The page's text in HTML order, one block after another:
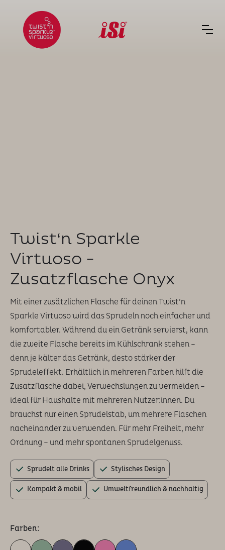
Twist‘n Sparkle
Virtuoso -
Zusatzflasche Onyx
Mit einer zusätzlichen Flasche für deinen Twist’n
Sparkle Virtuoso wird das Sprudeln noch einfacher und
komfortabler. Während du ein Getränk servierst, kann
die zweite Flasche bereits im Kühlschrank stehen –
denn je kälter das Getränk, desto stärker der
Sprudeleffekt. Erhältlich in mehreren Farben hilft die
Zusatzflasche dabei, Verwechslungen zu vermeiden –
ideal für Haushalte mit mehreren Nutzer:innen. Du
brauchst nur einen Sprudelstab, um mehrere Flaschen
nacheinander zu verwenden. Für mehr Freiheit, mehr
Ordnung – und mehr spontanen Sprudelgenuss.
Sprudelt alle Drinks Stylisches Design
Kompakt & mobil Umweltfreundlich & nachhaltig
Farben: